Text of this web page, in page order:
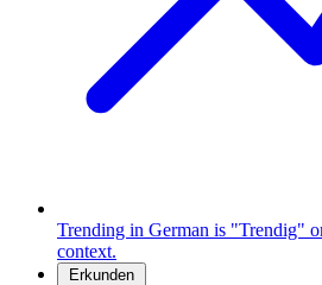
Trending in German is "Trendig"
context.
Erkunden